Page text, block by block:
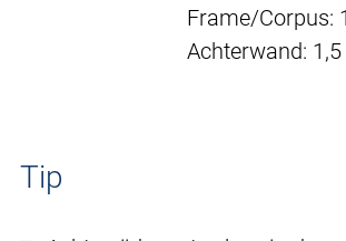
Frame/Corpus:
Achterwand:
Tip